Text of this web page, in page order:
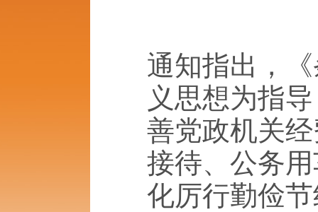
通知指出，
义思想为指
善党政机关
接待、公务
化厉行勤俭